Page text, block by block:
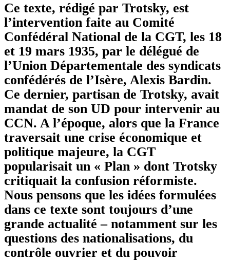
Ce texte, rédigé par Trotsky, est
l’intervention faite au Comité
Confédéral National de la CGT, les 18
et 19 mars 1935, par le délégué de
l’Union Départementale des syndicats
confédérés de l’Isère, Alexis Bardin.
Ce dernier, partisan de Trotsky, avait
mandat de son UD pour intervenir au
CCN. A l’époque, alors que la France
traversait une crise économique et
politique majeure, la CGT
popularisait un « Plan » dont Trotsky
critiquait la confusion réformiste.
Nous pensons que les idées formulées
dans ce texte sont toujours d’une
grande actualité – notamment sur les
questions des nationalisations, du
contrôle ouvrier et du pouvoir